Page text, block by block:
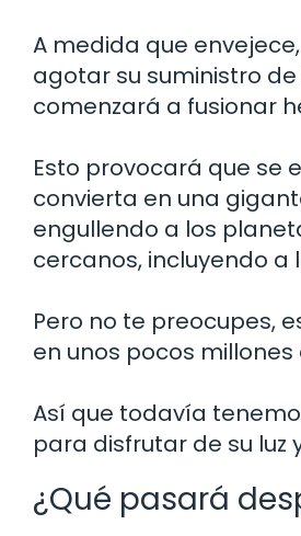
A medida que
agotar su suministro
comenzará a fusionar
Esto provocará que se
convierta en una
engullendo a los
cercanos, incluyendo a
Pero no te preocupes,
en unos pocos millones
Así que todavía
para disfrutar de su luz
¿Qué pasará